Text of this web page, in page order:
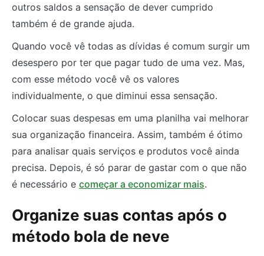
outros saldos a sensação de dever cumprido
também é de grande ajuda.
Quando você vê todas as dívidas é comum surgir um
desespero por ter que pagar tudo de uma vez. Mas,
com esse método você vê os valores
individualmente, o que diminui essa sensação.
Colocar suas despesas em uma planilha vai melhorar
sua organização financeira. Assim, também é ótimo
para analisar quais serviços e produtos você ainda
precisa. Depois, é só parar de gastar com o que não
é necessário e começar a economizar mais.
Organize suas contas após o
método bola de neve